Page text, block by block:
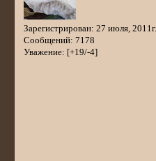
Зарегистрирован: 27 июля, 2011г.
Сообщений: 7178
Уважение: [+19/-4]